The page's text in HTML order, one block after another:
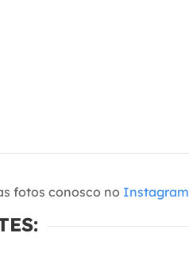
fotos conosco no Instagram